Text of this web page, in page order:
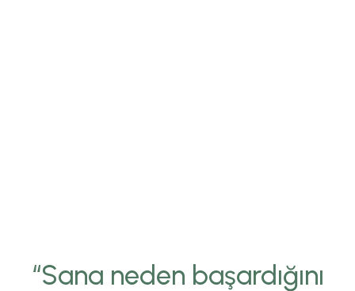
“Sana neden başardığını